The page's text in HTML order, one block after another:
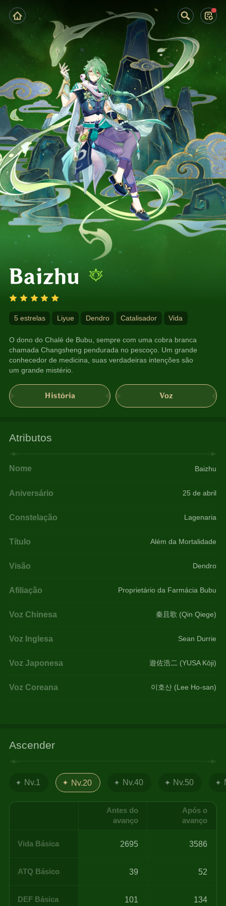
Baizhu
5 estrelas Liyue Dendro Catalisador Vida
O dono do Chalé de Bubu, sempre com uma cobra branca
chamada Changsheng pendurada no pescoço. Um grande
conhecedor de medicina, suas verdadeiras intenções são
um grande mistério.
História Voz
Atributos
Nome Baizhu
Aniversário 25 de abril
Constelação Lagenaria
Título Além da Mortalidade
Visão Dendro
Afiliação Proprietário da Farmácia Bubu
Voz Chinesa 秦且歌 (Qin Qiege)
Voz Inglesa Sean Durrie
Voz Japonesa 遊佐浩二 (YUSA Kōji)
Voz Coreana 이호산 (Lee Ho-san)
Ascender
Nv.1 Nv.20 Nv.40 Nv.50
Antes do
avanço
Após o
avanço
Vida Básica 2695 3586
ATQ Básico 39 52
DEF Básica 101 134